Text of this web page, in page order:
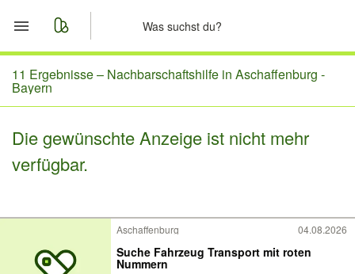
Start
Merkliste
Nachrichten
11 Ergebnisse – Nachbarschaftshilfe in Aschaffenburg -
Bayern
Die gewünschte Anzeige ist nicht mehr
verfügbar.
Aschaffenburg 04.08.2026
Suche Fahrzeug Transport mit roten
Nummern